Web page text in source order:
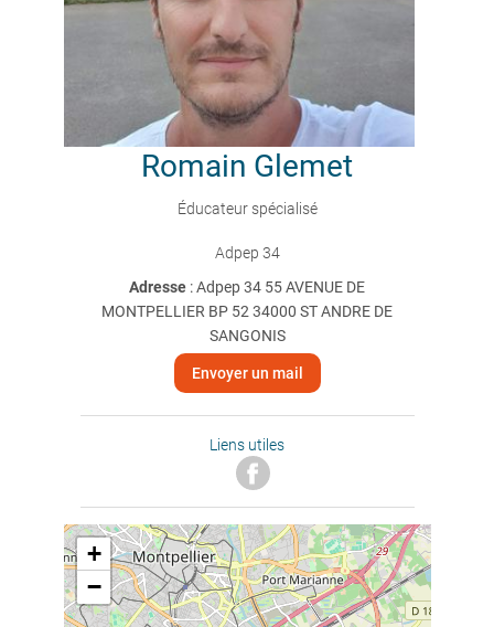
Romain Glemet
Éducateur spécialisé
Adpep 34
Adresse : Adpep 34 55 AVENUE DE
MONTPELLIER BP 52 34000 ST ANDRE DE
SANGONIS
Envoyer un mail
Liens utiles
+
−